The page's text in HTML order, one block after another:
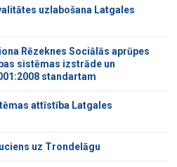
uzlabošana Latgales
Rēzeknes Sociālās aprūpes
sistēmas izstrāde un
standartam
attīstība Latgales
uz Trondelāgu